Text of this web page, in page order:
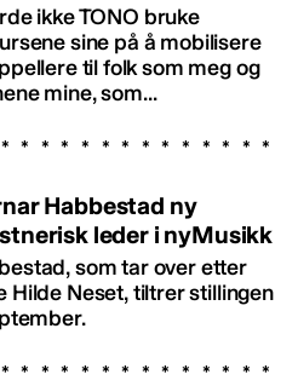
ikke TONO bruke
sine på å mobilisere
til folk som meg og
mine, som...
Habbestad ny
leder i nyMusikk
som tar over etter
Hilde Neset, tiltrer stillingen